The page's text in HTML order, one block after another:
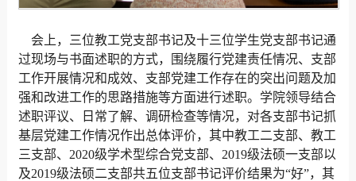
会上，三位教工党支部书记及十三位学生党支部书记通
过现场与书面述职的方式，围绕履行党建责任情况、支部
工作开展情况和成效、支部党建工作存在的突出问题及加
强和改进工作的思路措施等方面进行述职。学院领导结合
述职评议、日常了解、调研检查等情况，对各支部书记抓
基层党建工作情况作出总体评价，其中教工二支部、教工
三支部、2020级学术型综合党支部、2019级法硕一支部以
及2019级法硕二支部共五位支部书记评价结果为“好”，其